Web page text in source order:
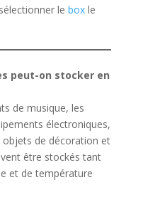
le boxle
peut-on stocker en
de musique, les
électroniques,
de décoration et
être stockés tant
et de température